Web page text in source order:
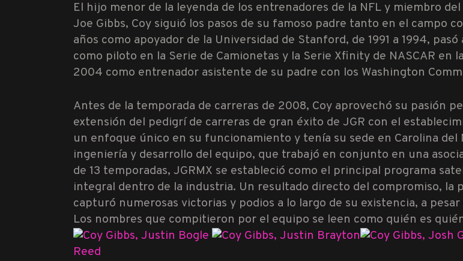
El hijo menor de la leyenda de los entrenadores de la NFL y miembro
Joe Gibbs, Coy siguió los pasos de su famoso padre tanto en el campo
años como apoyador de la Universidad de Stanford, de 1991 a 1994,
como piloto en la Serie de Camionetas y la Serie Xfinity de NASCAR
2004 como entrenador asistente de su padre con los Washington
Antes de la temporada de carreras de 2008, Coy aprovechó su pasión
extensión del pedigrí de carreras de gran éxito de JGR con el
un enfoque único en su funcionamiento y tenía su sede en Carolina
ingeniería y desarrollo del equipo, que trabajó en conjunto en una
de 13 temporadas, JGRMX se estableció como el principal programa
integral dentro de la industria. Un resultado directo del compromiso, la
capturó numerosas victorias y podios a lo largo de su existencia, a
Los nombres que compitieron por el equipo se leen como quién es
, Justin Bogle , Justin Brayton , Josh
Reed